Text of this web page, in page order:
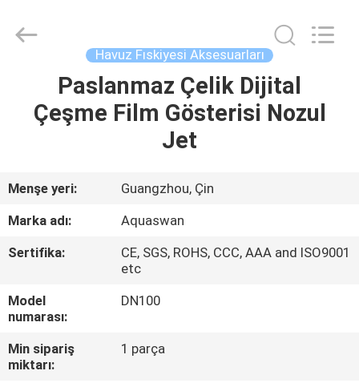
HAKKIMIZDA
FABRIKA
TURU
KALITE
KONTROL
co,.ltd.
Havuz Fıskiyesi Aksesuarları
Paslanmaz Çelik Dijital
Çeşme Film Gösterisi Nozul
Jet
Menşe yeri:
Guangzhou, Çin
Marka adı:
Aquaswan
Sertifika:
CE, SGS, ROHS, CCC, AAA and ISO9001
etc
Model
numarası:
DN100
Min sipariş
miktarı:
1 parça